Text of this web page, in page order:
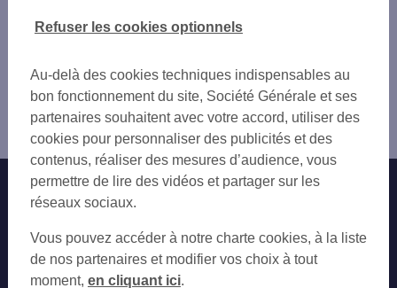
BREST 126 BD DE PLYMOUTH
PLOUGASTEL DAOULAS 7 PL DU CALVAIRE
LANDERNEAU 34 QUAI DE LEON
CROZON 5 RUE DE REIMS
LESNEVEN 14 RUE DE JERUSALEM
PLOUZANÉ
LANDERNEAU
Vous êtes ici : Accueil
Brest
Distributeur/automate BREST LAMBEZELLEC
Nos engagements Nous contacter
Autres sites SG
Professionnels
Au-delà des cookies techniques indispensables au
bon fonctionnement du site, Société Générale et ses
partenaires souhaitent avec votre accord, utiliser des
cookies pour personnaliser des publicités et des
contenus, réaliser des mesures d’audience, vous
permettre de lire des vidéos et partager sur les
réseaux sociaux.
Vous pouvez accéder à notre charte cookies, à la liste
de nos partenaires et modifier vos choix à tout
moment, en cliquant ici.
Refuser les cookies optionnels